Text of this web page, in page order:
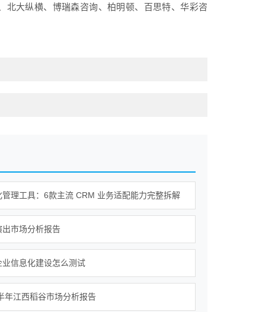
北大纵横、博瑞森咨询、柏明顿、百思特、华彩咨
管理工具：6款主流 CRM 业务适配能力完整拆解
出市场分析报告
业信息化建设怎么测试
年江西稻谷市场分析报告